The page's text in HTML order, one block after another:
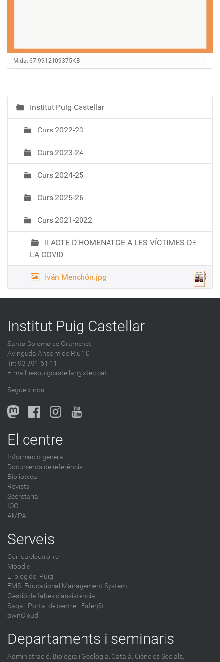
Feu clic per a visualitzar la imatge a mida completa…
Mida: 67.9912109375KB
N
a
e
a
Institut Puig Castellar
Curs 2022-23
Curs 2023-24
Curs 2024-25
Curs 2025-26
Curs 2021-2022
II ACTE D'HOMENATGE A LES VÍCTIMES DE
LA COVID
Iván Menchón.jpg
Institut Puig Castellar
Santa Coloma de Gramenet
Avinguda Anselm de Riu 10
Tn: 93 391 61 11
E-mail: iespuigcastellar@xtec.cat
Segueix-nos:
El centre
Informació general
Documents de referència
Biblioteca
Revista
Secretaria
IOC
AMPA
Serveis
Correu electrònic
Moodle
El blog del Puig
EMS: Educational Management System
Gestió de faltes d'assistència
Saga - Portal de centre - Esfer@
ownCloud
Departaments i seminaris
Administració, Biologia i Geologia, Català, Ciències Socials,